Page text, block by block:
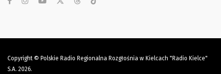
Copyright © Polskie Radio Regionalna Rozgłośnia w Kielcach "Radio Kielce"
S.A. 2026.